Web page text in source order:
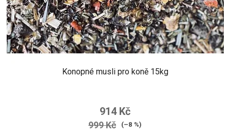
Konopné musli pro koně 15kg
914 Kč
999 Kč (–8 %)